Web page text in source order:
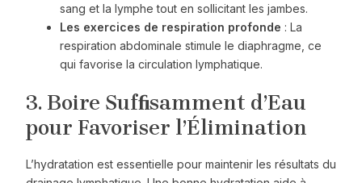
sang et la lymphe tout en sollicitant les jambes.
Les exercices de respiration profonde : La
respiration abdominale stimule le diaphragme, ce
qui favorise la circulation lymphatique.
3. Boire Sufﬁsamment d’Eau
pour Favoriser l’Élimination
L’hydratation est essentielle pour maintenir les résultats du